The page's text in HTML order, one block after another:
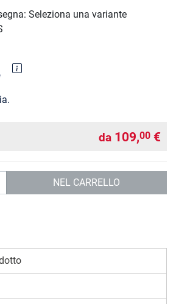
Seleziona una variante
da 109,00 €
NEL CARRELLO